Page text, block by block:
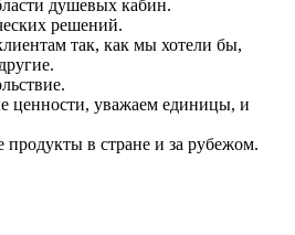
душевых кабин.
решений.
так, как мы хотели бы,
ценности, уважаем единицы, и
в стране и за рубежом.